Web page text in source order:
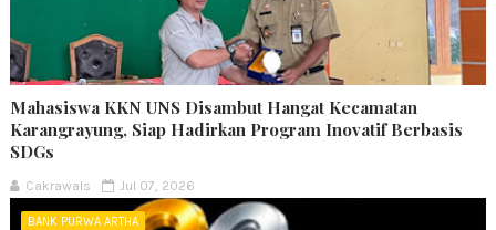
Mahasiswa KKN UNS Disambut Hangat Kecamatan
Karangrayung, Siap Hadirkan Program Inovatif Berbasis
SDGs
Cakrawals Jul 07, 2026
BANK PURWA ARTHA